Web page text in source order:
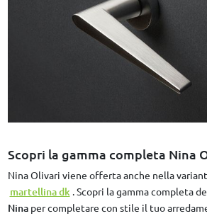
Scopri la gamma completa Nina
Nina Olivari viene offerta anche nella
martellina dk . Scopri la gamma completa
Ninaper completare con stile il tuo